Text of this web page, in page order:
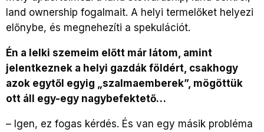
land ownership fogalmait. A helyi termelőket helyezi
előnybe, és megnehezíti a spekulációt.
Én a lelki szemeim előtt már látom, amint
jelentkeznek a helyi gazdák földért, csakhogy
azok egytől egyig „szalmaemberek”, mögöttük
ott áll egy-egy nagybefektető…
– Igen, ez fogas kérdés. És van egy másik probléma